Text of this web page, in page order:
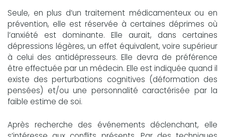
Seule, en plus d’un traitement médicamenteux ou en
prévention, elle est réservée à certaines déprimes où
l’anxiété est dominante. Elle aurait, dans certaines
dépressions légères, un effet équivalent, voire supérieur
à celui des antidépresseurs. Elle devra de préférence
être effectuée par un médecin. Elle est indiquée quand il
existe des perturbations cognitives (déformation des
pensées) et/ou une personnalité caractérisée par la
faible estime de soi.
Après recherche des événements déclenchant, elle